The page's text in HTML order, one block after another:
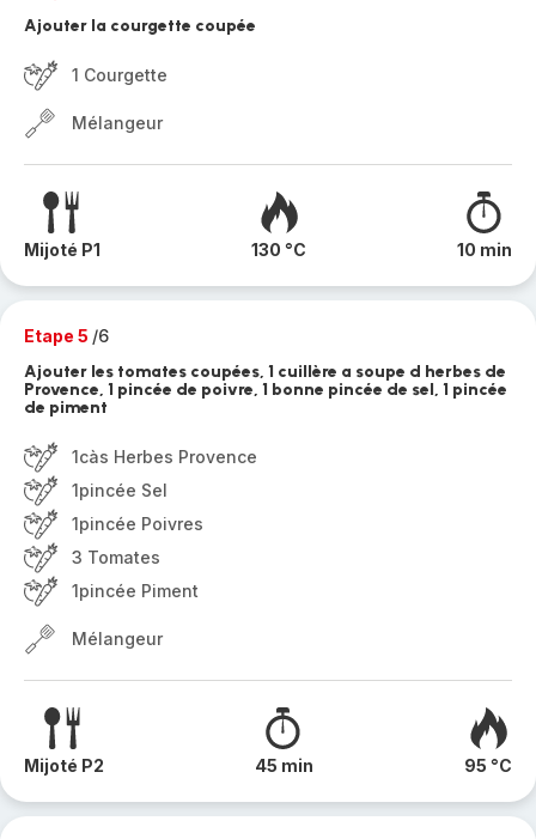
Ajouter la courgette coupée
1 Courgette
Mélangeur
Mijoté P1 130 °C 10 min
Etape 5 /6
Ajouter les tomates coupées, 1 cuillère a soupe d herbes de
Provence, 1 pincée de poivre, 1 bonne pincée de sel, 1 pincée
de piment
1càs Herbes Provence
1pincée Sel
1pincée Poivres
3 Tomates
1pincée Piment
Mélangeur
Mijoté P2 45 min 95 °C